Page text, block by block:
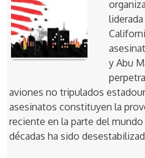
y Abu
aviones no tripulados
asesinatos constituyen la
reciente en la parte del
décadas ha sido